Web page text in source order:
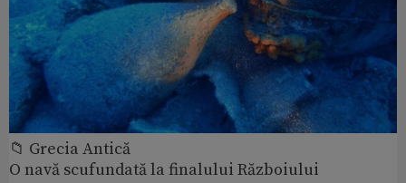
📁 Grecia Antică
O navă scufundată la finalului Războiului